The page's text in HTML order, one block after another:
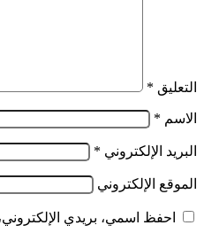
التعليق *
الاسم *
البريد الإلكتروني *
الموقع الإلكتروني
احفظ اسمي، بريدي